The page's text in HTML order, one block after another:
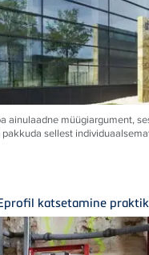
ainulaadne müügiargument,
sellest
katsetamine